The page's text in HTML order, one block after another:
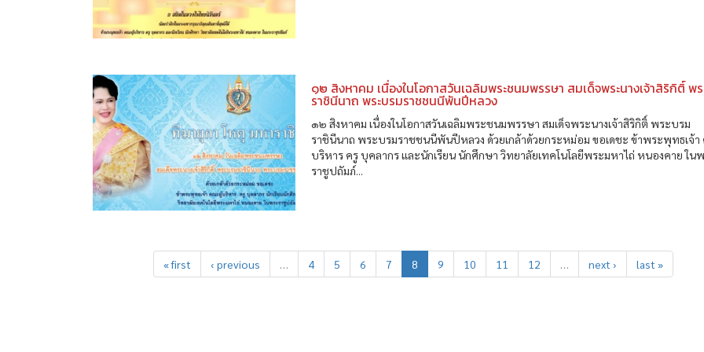
๑๒ สิงหาคม เนื่องในโอกาสวันเฉลิมพระชนมพรรษา สมเด็จพระนางเจ้าสิริกิติ์ พ
ราชินีนาถ พระบรมราชชนนีพันปีหลวง
๑๒ สิงหาคม เนื่องในโอกาสวันเฉลิมพระชนมพรรษา สมเด็จพระนางเจ้าสิริกิติ์ พระบรม
ราชินีนาถ พระบรมราชชนนีพันปีหลวง ด้วยเกล้าด้วยกระหม่อม ขอเดชะ ข้าพระพุทธเจ้
บริหาร ครู บุคลากร และนักเรียน นักศึกษา วิทยาลัยเทคโนโลยีพระมหาไถ่ หนองคาย ใน
ราชูปถัมภ์...
« first ‹ previous … 4 5 6 7 8 9 10 11 12 … next › last »